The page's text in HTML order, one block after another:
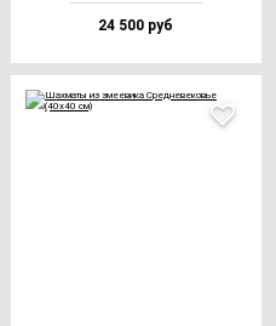
24 500 руб